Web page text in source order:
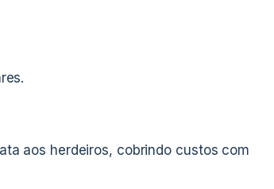
aos herdeiros, cobrindo custos com